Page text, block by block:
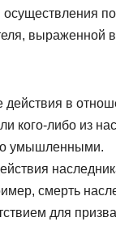
осуществления
выраженной в
действия в
кого-либо из
умышленными.
смерть
для